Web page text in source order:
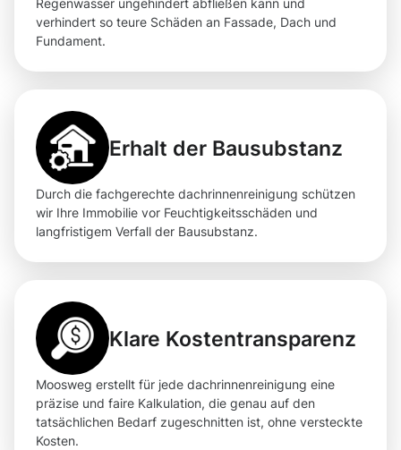
Regenwasser ungehindert abfließen kann und
verhindert so teure Schäden an Fassade, Dach und
Fundament.
Erhalt der Bausubstanz
Durch die fachgerechte dachrinnenreinigung schützen
wir Ihre Immobilie vor Feuchtigkeitsschäden und
langfristigem Verfall der Bausubstanz.
Klare Kostentransparenz
Moosweg erstellt für jede dachrinnenreinigung eine
präzise und faire Kalkulation, die genau auf den
tatsächlichen Bedarf zugeschnitten ist, ohne versteckte
Kosten.